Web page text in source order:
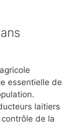
essentielle de
laitiers
de la